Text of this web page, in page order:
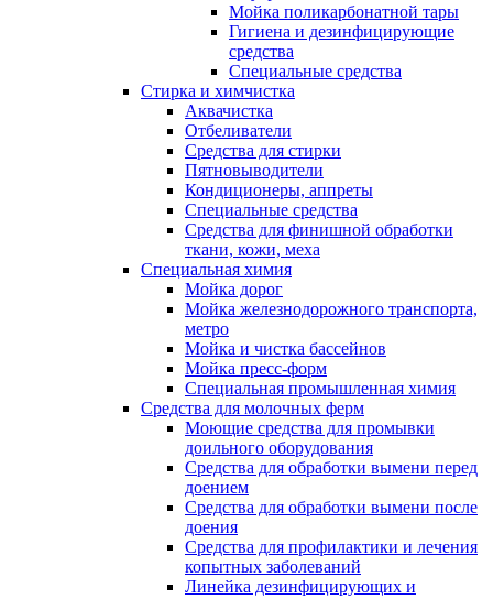
Мойка поликарбонатной тары
Гигиена и дезинфицирующие
средства
Специальные средства
Стирка и химчистка
Аквачистка
Отбеливатели
Средства для стирки
Пятновыводители
Кондиционеры, аппреты
Специальные средства
Средства для финишной обработки
ткани, кожи, меха
Специальная химия
Мойка дорог
Мойка железнодорожного транспорта,
метро
Мойка и чистка бассейнов
Мойка пресс-форм
Специальная промышленная химия
Средства для молочных ферм
Моющие средства для промывки
доильного оборудования
Средства для обработки вымени перед
доением
Средства для обработки вымени после
доения
Средства для профилактики и лечения
копытных заболеваний
Линейка дезинфицирующих и